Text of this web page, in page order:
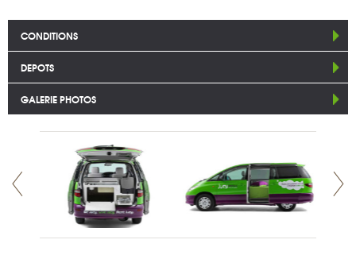
CONDITIONS
DEPOTS
GALERIE PHOTOS